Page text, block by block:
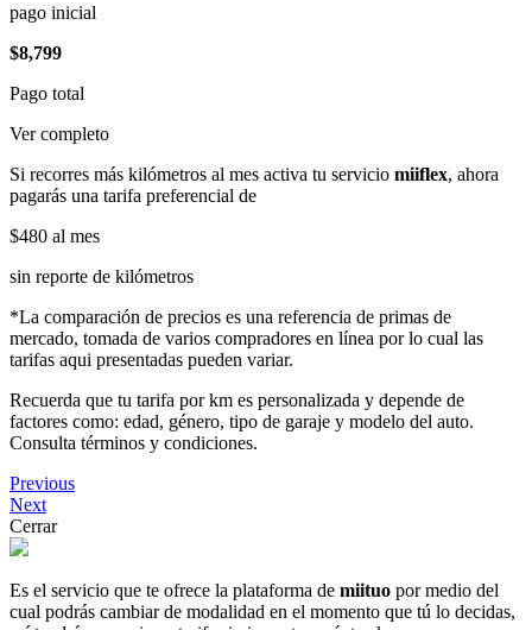
pago inicial
$8,799
Pago total
Ver completo
Si recorres más kilómetros al mes activa tu servicio miiflex, ahora
pagarás una tarifa preferencial de
$480 al mes
sin reporte de kilómetros
*La comparación de precios es una referencia de primas de
mercado, tomada de varios compradores en línea por lo cual las
tarifas aqui presentadas pueden variar.
Recuerda que tu tarifa por km es personalizada y depende de
factores como: edad, género, tipo de garaje y modelo del auto.
Consulta términos y condiciones.
Previous
Next
Cerrar
Es el servicio que te ofrece la plataforma de miituo por medio del
cual podrás cambiar de modalidad en el momento que tú lo decidas,